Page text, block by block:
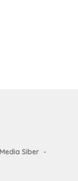
Siber